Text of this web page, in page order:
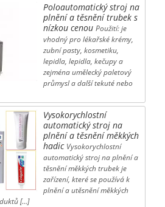
Poloautomatický stroj na
plnění a těsnění trubek s
nízkou cenou Použití: je
vhodný pro lékařské krémy,
zubní pasty, kosmetiku,
lepidla, lepidla, kečupy a
zejména umělecký paletový
průmysl a další tekuté nebo
Vysokorychlostní
automatický stroj na
plnění a těsnění měkkých
hadic Vysokorychlostní
automatický stroj na plnění a
těsnění měkkých trubek je
zařízení, které se používá k
plnění a utěsnění měkkých
[…]